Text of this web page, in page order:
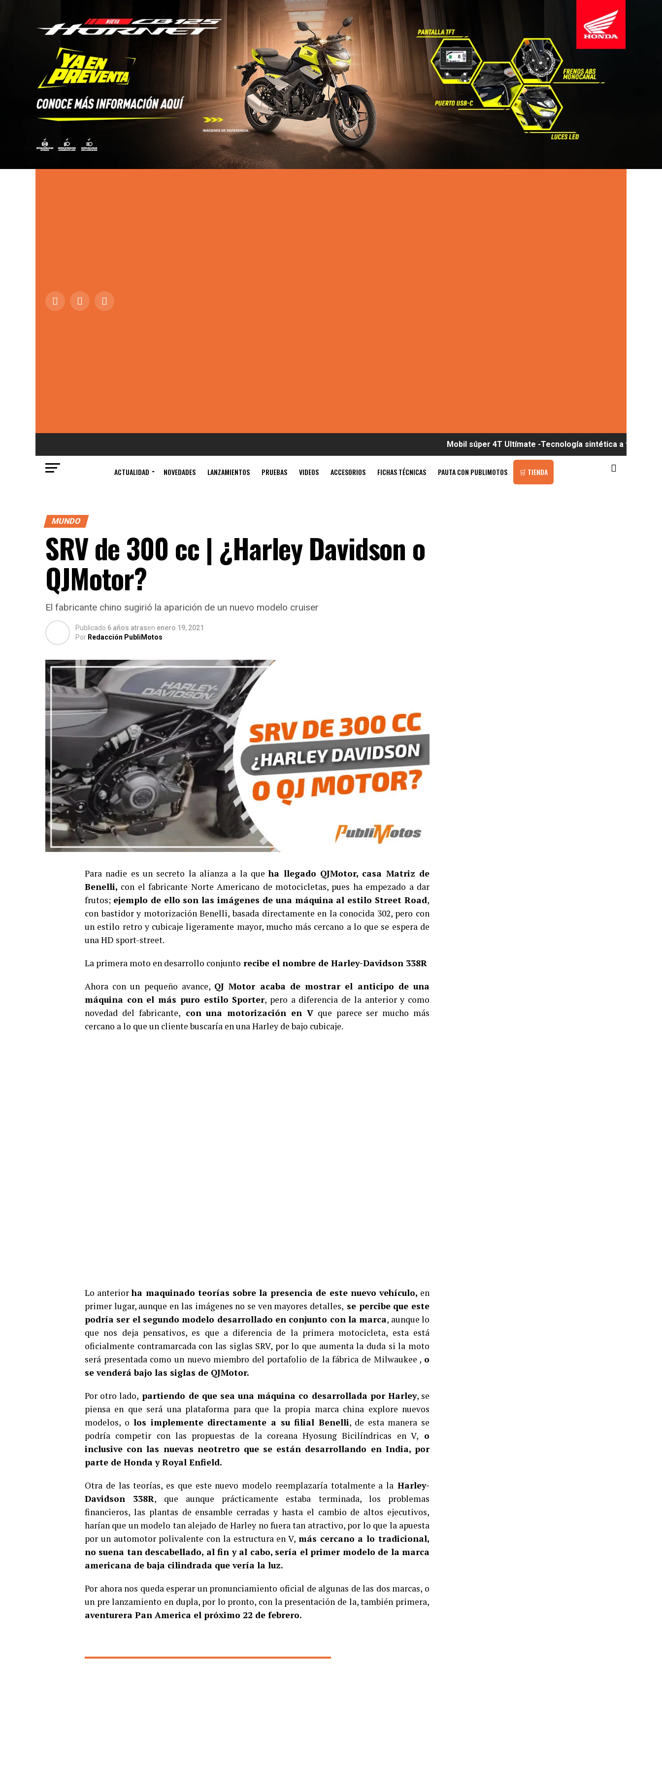
Mobil súper 4T Ultímate -Tecnología sintética a tu alcance
ACTUALIDAD NOVEDADES LANZAMIENTOS PRUEBAS VIDEOS ACCESORIOS FICHAS TÉCNICAS PAUTA CON PUBLIMOTOS 🛒 TIENDA
MUNDO
SRV de 300 cc | ¿Harley Davidson o
QJMotor?
El fabricante chino sugirió la aparición de un nuevo modelo cruiser
Publicado 6 años atrasen enero 19, 2021
Por Redacción PubliMotos
Para nadie es un secreto la alianza a la queha llegado QJMotor, casa Matriz de
Benelli, con el fabricante Norte Americano de motocicletas, pues ha empezado a dar
frutos; ejemplo de ello son las imágenes de una máquina al estilo Street Road,
con bastidor y motorización Benelli, basada directamente en la conocida 302, pero con
un estilo retro y cubicaje ligeramente mayor, mucho más cercano a lo que se espera de
una HD sport-street.
La primera moto en desarrollo conjunto recibe el nombre de Harley-Davidson 338R
Ahora con un pequeño avance, QJ Motor acaba de mostrar el anticipo de una
máquina con el más puro estilo Sporter, pero a diferencia de la anterior y como
novedad del fabricante, con una motorización en Vque parece ser mucho más
cercano a lo que un cliente buscaría en una Harley de bajo cubicaje.
Lo anteriorha maquinado teorías sobre la presencia de este nuevo vehículo, en
primer lugar, aunque en las imágenes no se ven mayores detalles, se percibe que este
podría ser el segundo modelo desarrollado en conjunto con la marca, aunque lo
que nos deja pensativos, es que a diferencia de la primera motocicleta, esta está
oficialmente contramarcada con las siglas SRV, por lo que aumenta la duda si la moto
será presentada como un nuevo miembro del portafolio de la fábrica de Milwaukee , o
se venderá bajo las siglas de QJMotor.
Por otro lado, partiendo de que sea una máquina co desarrollada por Harley, se
piensa en que será una plataforma para que la propia marca china explore nuevos
modelos, o los implemente directamente a su filial Benelli, de esta manera se
podría competir con las propuestas de la coreana Hyosung Bicilíndricas en V, o
inclusive con las nuevas neotretro que se están desarrollando en India, por
parte de Honda y Royal Enfield.
Otra de las teorías, es que este nuevo modelo reemplazaría totalmente a la Harley-
Davidson 338R, que aunque prácticamente estaba terminada, los problemas
financieros, las plantas de ensamble cerradas y hasta el cambio de altos ejecutivos,
harían que un modelo tan alejado de Harley no fuera tan atractivo, por lo que la apuesta
por un automotor polivalente con la estructura en V, más cercano a lo tradicional,
no suena tan descabellado, al fin y al cabo, sería el primer modelo de la marca
americana de baja cilindrada que vería la luz.
Por ahora nos queda esperar un pronunciamiento oficial de algunas de las dos marcas, o
un pre lanzamiento en dupla, por lo pronto, con la presentación de la, también primera,
aventurera Pan America el próximo 22 de febrero.